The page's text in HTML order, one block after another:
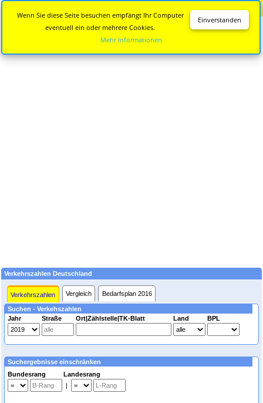
Verkehrszahlen Deutschland
Verkehrszahlen Vergleich Bedarfsplan 2016
Suchen - Verkehszahlen
Jahr
Straße Ort|Zählstelle|TK-Blatt Land BPL
Suchergebnisse einschränken
Bundesrang Landesrang
|
Einverstanden
Wenn Sie diese Seite besuchen empfängt Ihr Computer
eventuell ein oder mehrere Cookies.
Mehr Informationen